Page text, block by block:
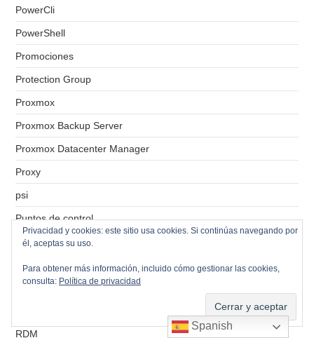
PowerCli
PowerShell
Promociones
Protection Group
Proxmox
Proxmox Backup Server
Proxmox Datacenter Manager
Proxy
psi
Puntos de control
Radius
RAID-0
RAID-1
RDM
Spanish
Privacidad y cookies: este sitio usa cookies. Si continúas navegando por
él, aceptas su uso.
Para obtener más información, incluido cómo gestionar las cookies,
consulta: Política de privacidad